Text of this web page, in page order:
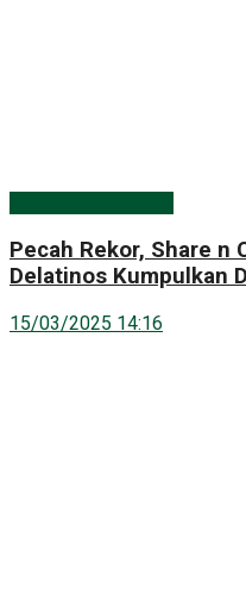
Pecah Rekor, Share n
Delatinos Kumpulkan
15/03/2025 14:16